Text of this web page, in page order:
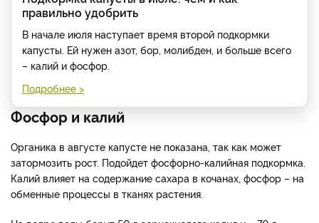
правильно удобрить
В начале июля наступает время второй подкормки
капусты. Ей нужен азот, бор, молибден, и больше всего
– калий и фосфор.
Подробнее >
Фосфор и калий
Органика в августе капусте не показана, так как может
затормозить рост. Подойдет фосфорно-калийная подкормка.
Калий влияет на содержание сахара в кочанах, фосфор – на
обменные процессы в тканях растения.